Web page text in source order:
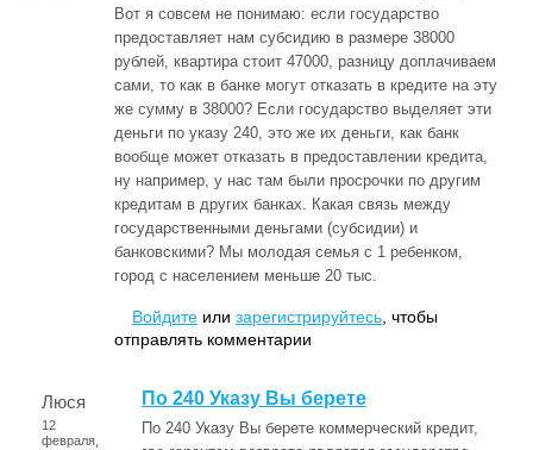
Вот я совсем не понимаю: если государство
предоставляет нам субсидию в размере 38000
рублей, квартира стоит 47000, разницу доплачиваем
сами, то как в банке могут отказать в кредите на эту
же сумму в 38000? Если государство выделяет эти
деньги по указу 240, это же их деньги, как банк
вообще может отказать в предоставлении кредита,
ну например, у нас там были просрочки по другим
кредитам в других банках. Какая связь между
государственными деньгами (субсидии) и
банковскими? Мы молодая семья с 1 ребенком,
город с населением меньше 20 тыс.
Войдите или зарегистрируйтесь , чтобы
отправлять комментарии
Люся
12
февраля,
По 240 Указу Вы берете
По 240 Указу Вы берете коммерческий кредит,